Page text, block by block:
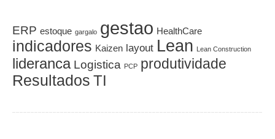
ERP estoque gargalo gestao HealthCare
indicadores Kaizen layout Lean Lean Construction
lideranca Logistica PCP produtividade
Resultados TI